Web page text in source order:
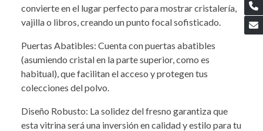
convierte en el lugar perfecto para mostrar cristalería,
vajilla o libros, creando un punto focal sofisticado.
Puertas Abatibles: Cuenta con puertas abatibles
(asumiendo cristal en la parte superior, como es
habitual), que facilitan el acceso y protegen tus
colecciones del polvo.
Diseño Robusto: La solidez del fresno garantiza que
esta vitrina será una inversión en calidad y estilo para tu